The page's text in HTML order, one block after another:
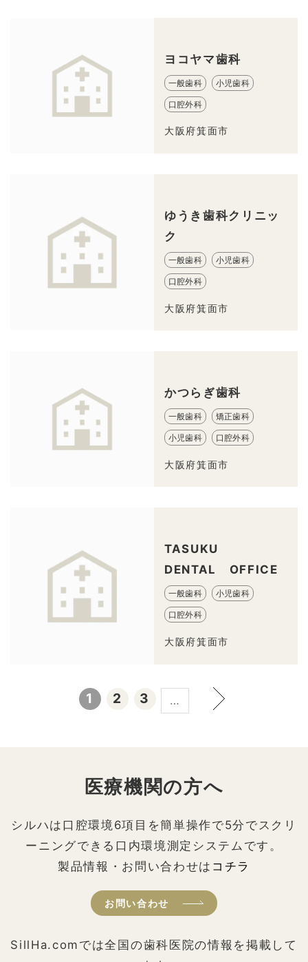
ヨコヤマ歯科
一般歯科 小児歯科
口腔外科
大阪府箕面市
ゆうき歯科クリニッ
ク
一般歯科 小児歯科
口腔外科
大阪府箕面市
かつらぎ歯科
一般歯科 矯正歯科
小児歯科 口腔外科
大阪府箕面市
TASUKU
DENTAL OFFICE
一般歯科 小児歯科
口腔外科
大阪府箕面市
1 2 3 …
医療機関の方へ
シルハは口腔環境6項目を簡単操作で5分でスクリ
ーニングできる口内環境測定システムです。
製品情報・お問い合わせは コチラ
お問い合わせ
SillHa.comでは全国の歯科医院の情報を掲載して